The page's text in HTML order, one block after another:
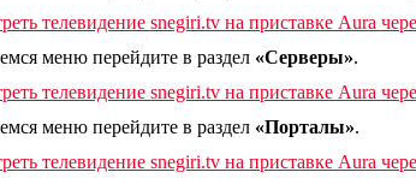
меню перейдите в раздел «Серверы».
меню перейдите в раздел «Порталы».